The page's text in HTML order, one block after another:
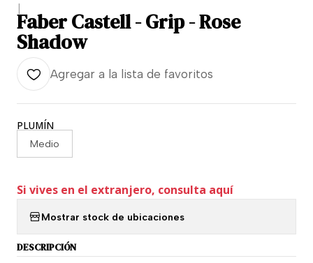
|
Faber Castell - Grip - Rose
Shadow
Agregar a la lista de favoritos
PLUMÍN
Medio
Si vives en el extranjero, consulta aquí
Mostrar stock de ubicaciones
DESCRIPCIÓN